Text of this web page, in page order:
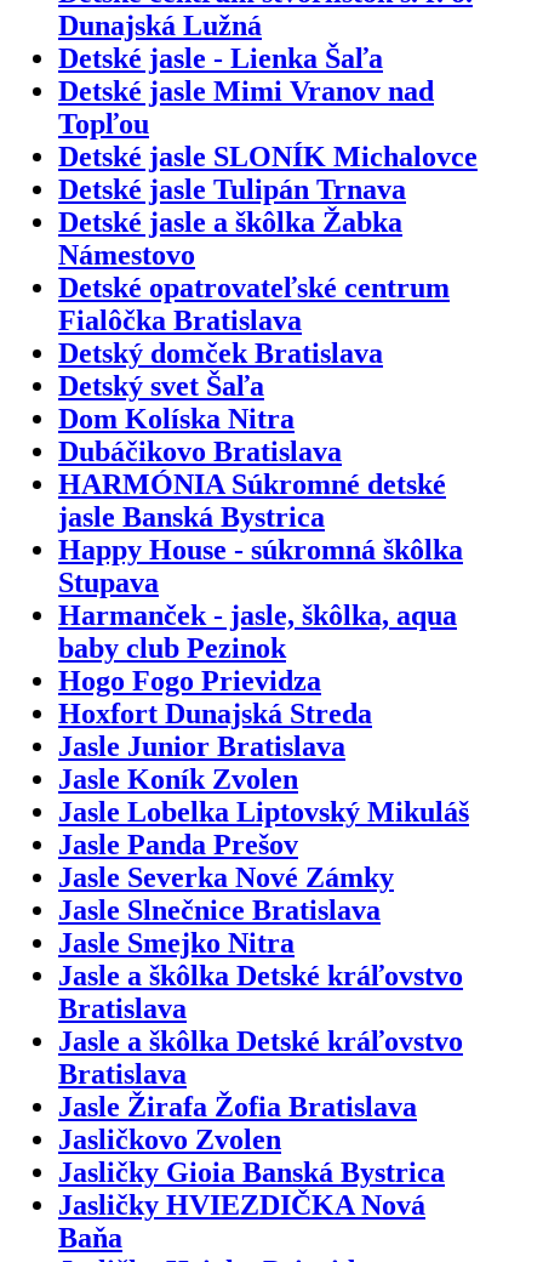
Dunajská Lužná
Detské jasle - Lienka Šaľa
Detské jasle Mimi Vranov nad
Topľou
Detské jasle SLONÍK Michalovce
Detské jasle Tulipán Trnava
Detské jasle a škôlka Žabka
Námestovo
Detské opatrovateľské centrum
Fialôčka Bratislava
Detský domček Bratislava
Detský svet Šaľa
Dom Kolíska Nitra
Dubáčikovo Bratislava
HARMÓNIA Súkromné detské
jasle Banská Bystrica
Happy House - súkromná škôlka
Stupava
Harmanček - jasle, škôlka, aqua
baby club Pezinok
Hogo Fogo Prievidza
Hoxfort Dunajská Streda
Jasle Junior Bratislava
Jasle Koník Zvolen
Jasle Lobelka Liptovský Mikuláš
Jasle Panda Prešov
Jasle Severka Nové Zámky
Jasle Slnečnice Bratislava
Jasle Smejko Nitra
Jasle a škôlka Detské kráľovstvo
Bratislava
Jasle a škôlka Detské kráľovstvo
Bratislava
Jasle Žirafa Žofia Bratislava
Jasličkovo Zvolen
Jasličky Gioia Banská Bystrica
Jasličky HVIEZDIČKA Nová
Baňa